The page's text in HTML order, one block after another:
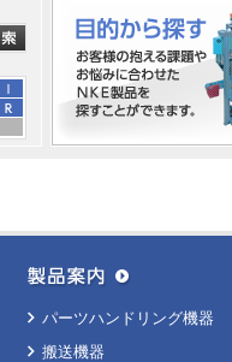
パーツハンドリング機器
搬送機器